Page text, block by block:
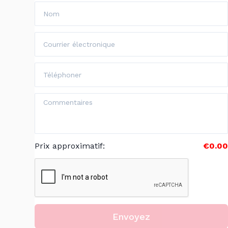
Prix approximatif: €0.00
Envoyez